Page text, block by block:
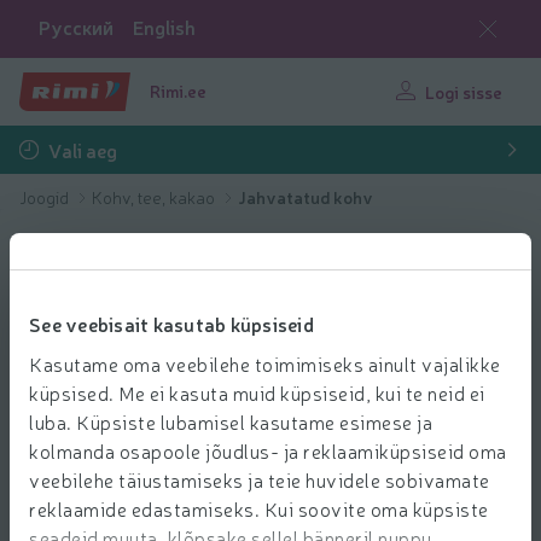
See veebisait kasutab küpsiseid
Kasutame oma veebilehe toimimiseks ainult vajalikke
küpsised. Me ei kasuta muid küpsiseid, kui te neid ei
luba. Küpsiste lubamisel kasutame esimese ja
kolmanda osapoole jõudlus- ja reklaamiküpsiseid oma
veebilehe täiustamiseks ja teie huvidele sobivamate
reklaamide edastamiseks. Kui soovite oma küpsiste
Русский English
Rimi.ee Logi sisse
Vali aeg
Joogid Kohv, tee, kakao Jahvatatud kohv